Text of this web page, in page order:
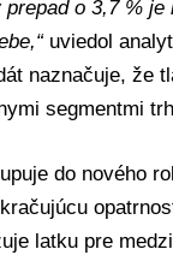
o 3,7 % je
uviedol
naznačuje, že
segmentmi
do nového
latku pre